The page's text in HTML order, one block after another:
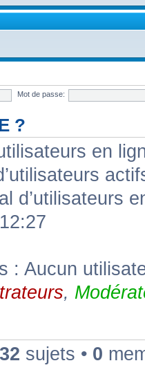
Mot de passe:
?
en
d’utilisateurs
: Aucun
,
sujets • 0